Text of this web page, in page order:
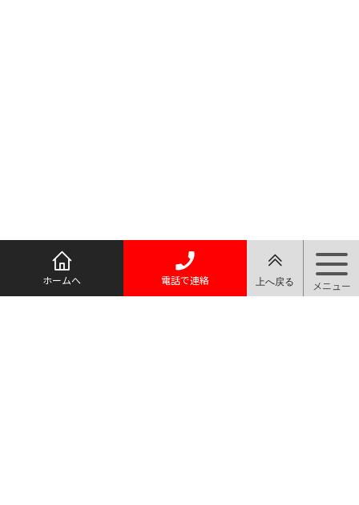
ホームへ 電話で連絡